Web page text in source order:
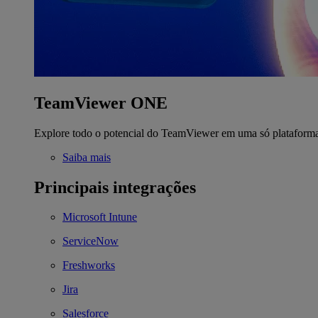
TeamViewer ONE
Explore todo o potencial do TeamViewer em uma só
Saiba mais
Principais integrações
Microsoft Intune
ServiceNow
Freshworks
Jira
Salesforce